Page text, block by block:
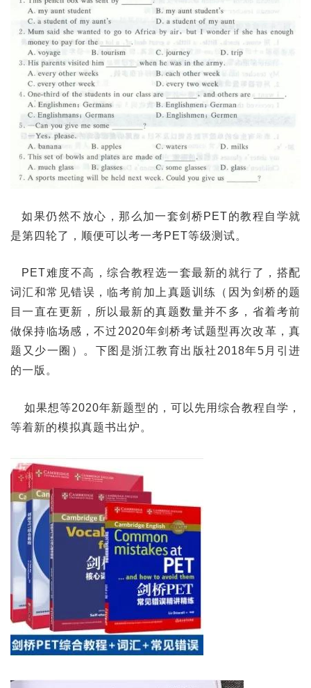
如果仍然不放心，那么加一套剑桥PET的教程自学就
是第四轮了，顺便可以考一考PET等级测试。
PET难度不高，综合教程选一套最新的就行了，搭配
词汇和常见错误，临考前加上真题训练（因为剑桥的题
目一直在更新，所以最新的真题数量并不多，省着考前
做保持临场感，不过2020年剑桥考试题型再次改革，真
题又少一圈）。下图是浙江教育出版社2018年5月引进
的一版。
如果想等2020年新题型的，可以先用综合教程自学，
等着新的模拟真题书出炉。